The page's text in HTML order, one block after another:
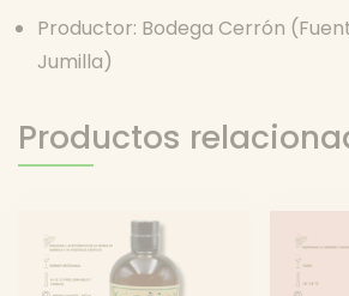
Productor: Bodega Cerrón
Jumilla)
Productos